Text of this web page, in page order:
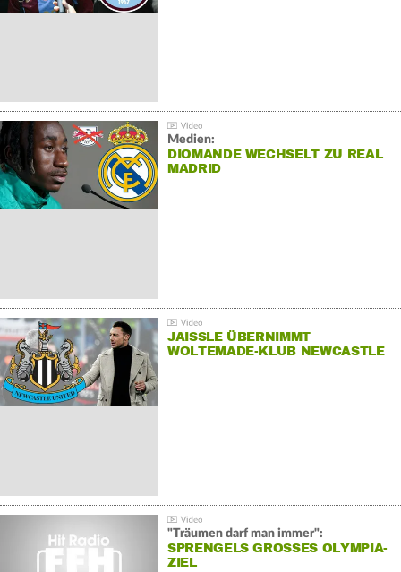
Medien:
DIOMANDE WECHSELT ZU REAL
MADRID
JAISSLE ÜBERNIMMT
WOLTEMADE-KLUB NEWCASTLE
"Träumen darf man immer":
SPRENGELS GROSSES OLYMPIA-Z
IEL